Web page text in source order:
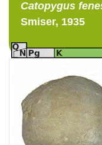
Catopygus
Smiser, 1935